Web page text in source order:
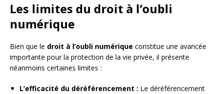
Les limites du droit à l’oubli
numérique
Bien que le droit à l’oubli numérique constitue une avancée
importante pour la protection de la vie privée, il présente
néanmoins certaines limites :
L’efficacité du déréférencement : Le déréférencement